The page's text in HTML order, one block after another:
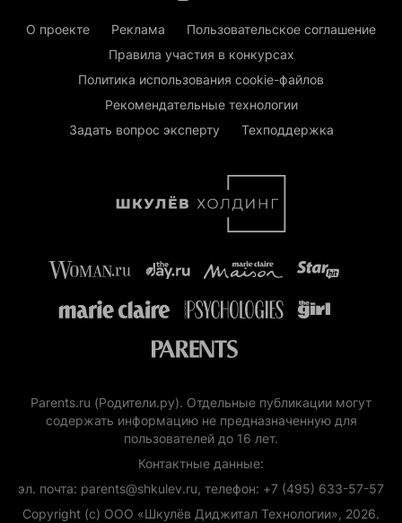
О проекте Реклама
Пользовательское соглашение
Правила участия в конкурсах
Политика использования cookie-файлов
Рекомендательные технологии
Задать вопрос эксперту
Техподдержка
Parents.ru (Родители.ру). Отдельные публикации могут
содержать информацию не предназначенную для
пользователей до 16 лет.
Контактные данные:
эл. почта: parents@shkulev.ru, телефон: +7 (495) 633-57-57
Copyright (с) ООО «Шкулёв Диджитал Технологии», 2026.